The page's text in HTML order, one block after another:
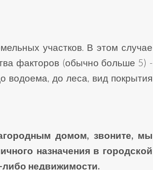
участков. В этом случае
факторов (обычно больше 5) -
водоема, до леса, вид покрытия
домом, звоните, мы
назначения в городской
либо недвижимости.